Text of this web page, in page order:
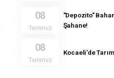
08
Temmuz
"Depozito"
Şahane!
08
Temmuz
Kocaeli'de